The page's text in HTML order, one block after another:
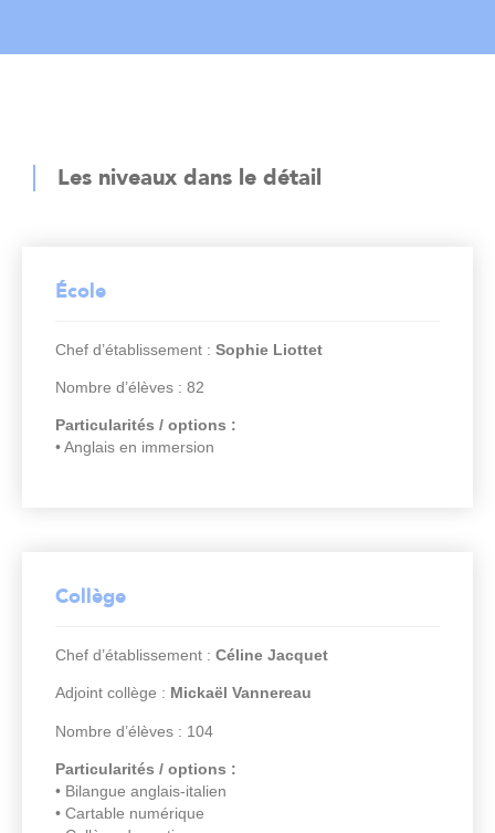
Les niveaux dans le détail
École
Chef d’établissement : Sophie Liottet
Nombre d’élèves : 82
Particularités / options :
• Anglais en immersion
Collège
Chef d’établissement : Céline Jacquet
Adjoint collège : Mickaël Vannereau
Nombre d’élèves : 104
Particularités / options :
• Bilangue anglais-italien
• Cartable numérique